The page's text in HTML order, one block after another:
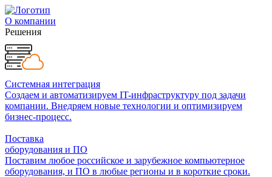
О компании
Решения
Системная интеграция
Создаем и автоматизируем IT-инфраструктуру под задачи
компании. Внедряем новые технологии и оптимизируем
бизнес-процесс.
Поставка
оборудования и ПО
Поставим любое российское и зарубежное компьютерное
оборудования, и ПО в любые регионы и в короткие сроки.